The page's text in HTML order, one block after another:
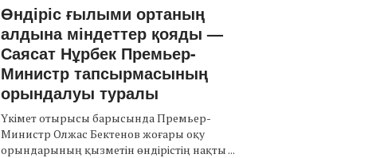
Өндіріс ғылыми ортаның
алдына міндеттер қояды —
Саясат Нұрбек Премьер-
Министр тапсырмасының
орындалуы туралы
Үкімет отырысы барысында Премьер-
Министр Олжас Бектенов жоғары оқу
орындарының қызметін өндірістің нақты ...